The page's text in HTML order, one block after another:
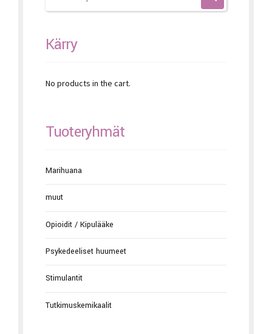
Kärry
No products in the cart.
Tuoteryhmät
Marihuana
muut
Opioidit / Kipulääke
Psykedeeliset huumeet
Stimulantit
Tutkimuskemikaalit